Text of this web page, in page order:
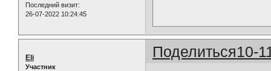
Последний визит:
26-07-2022 10:24:45
Поделиться10-
Eli
Участник